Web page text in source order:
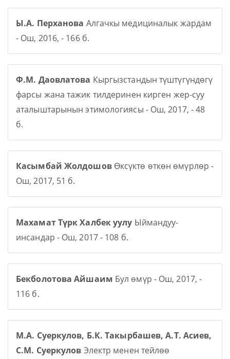
Ы.А. Перханова Алгачкы медициналык жардам
- Ош, 2016, - 166 б.
Ф.М. Даовлатова Кыргызстандын түштүгүндөгү
фарсы жана тажик тилдеринен кирген жер-суу
аталыштарынын этимологиясы - Ош, 2017, - 48
б.
Касымбай Жолдошов Өксүктө өткөн өмүрлөр -
Ош, 2017, 51 б.
Махамат Түрк Халбек уулу Ыймандуу-
инсандар - Ош, 2017 - 108 б.
Бекболотова Айшаим Бул өмүр - Ош, 2017, -
116 б.
М.А. Суеркулов, Б.К. Такырбашев, А.Т. Асиев,
С.М. Суеркулов Электр менен тейлөө